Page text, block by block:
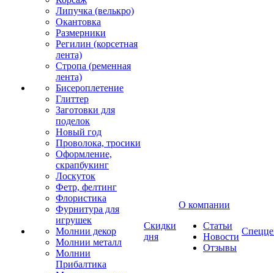
Липучка (велькро)
Окантовка
Размерники
Регилин (корсетная
лента)
Стропа (ременная
лента)
Бисероплетение
Глиттер
Заготовки для
поделок
Новый год
Проволока, тросики
Оформление,
скрапбукинг
Лоскуток
Фетр, фелтинг
Флористика
Фурнитура для
игрушек
Молнии декор
Молнии металл
Молнии
Прибалтика
Скидки
дня
О компании
Статьи
Новости
Отзывы